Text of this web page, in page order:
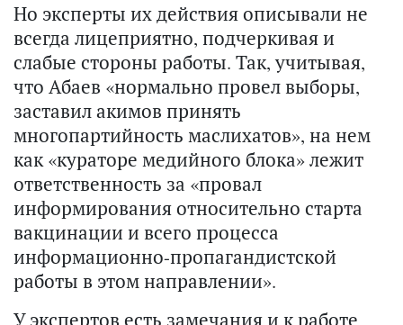
Но эксперты их действия описывали не
всегда лицеприятно, подчеркивая и
слабые стороны работы. Так, учитывая,
что Абаев «нормально провел выборы,
заставил акимов принять
многопартийность маслихатов», на нем
как «кураторе медийного блока» лежит
ответственность за «провал
информирования относительно старта
вакцинации и всего процесса
информационно-пропагандистской
работы в этом направлении».
У экспертов есть замечания и к работе